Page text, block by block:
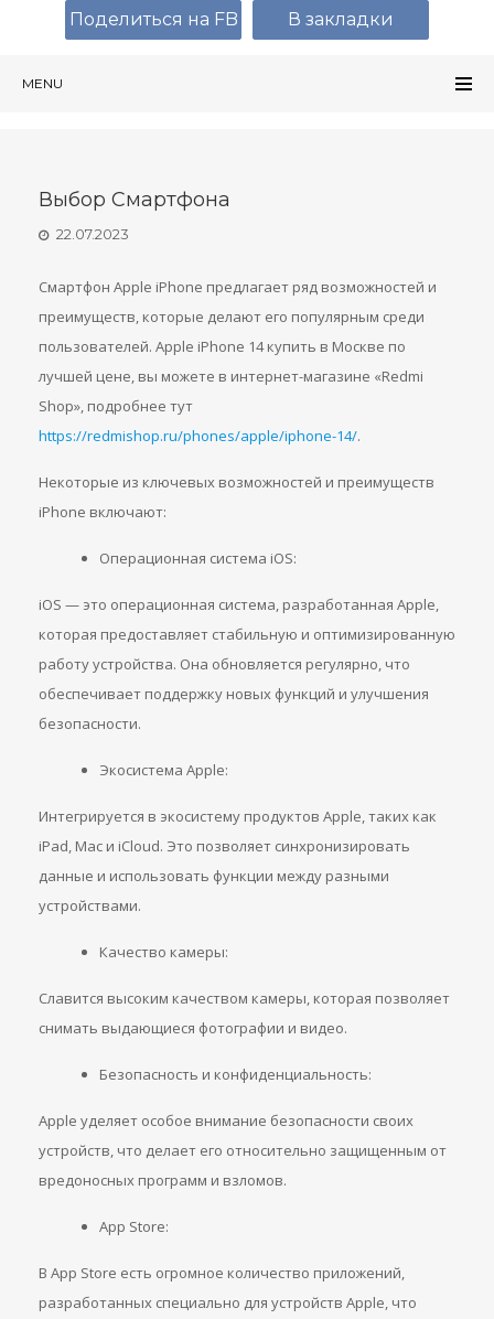
MENU
Выбор Смартфона
22.07.2023
Смартфон Apple iPhone предлагает ряд возможностей и
преимуществ, которые делают его популярным среди
пользователей. Apple iPhone 14 купить в Москве по
лучшей цене, вы можете в интернет-магазине «Redmi
Shop», подробнее тут
https://redmishop.ru/phones/apple/iphone-14/.
Некоторые из ключевых возможностей и преимуществ
iPhone включают:
Операционная система iOS:
iOS — это операционная система, разработанная Apple,
которая предоставляет стабильную и оптимизированную
работу устройства. Она обновляется регулярно, что
обеспечивает поддержку новых функций и улучшения
безопасности.
Экосистема Apple:
Интегрируется в экосистему продуктов Apple, таких как
iPad, Mac и iCloud. Это позволяет синхронизировать
данные и использовать функции между разными
устройствами.
Качество камеры:
Славится высоким качеством камеры, которая позволяет
снимать выдающиеся фотографии и видео.
Безопасность и конфиденциальность:
Apple уделяет особое внимание безопасности своих
устройств, что делает его относительно защищенным от
вредоносных программ и взломов.
App Store:
В App Store есть огромное количество приложений,
разработанных специально для устройств Apple, что
Поделиться на FB В закладки